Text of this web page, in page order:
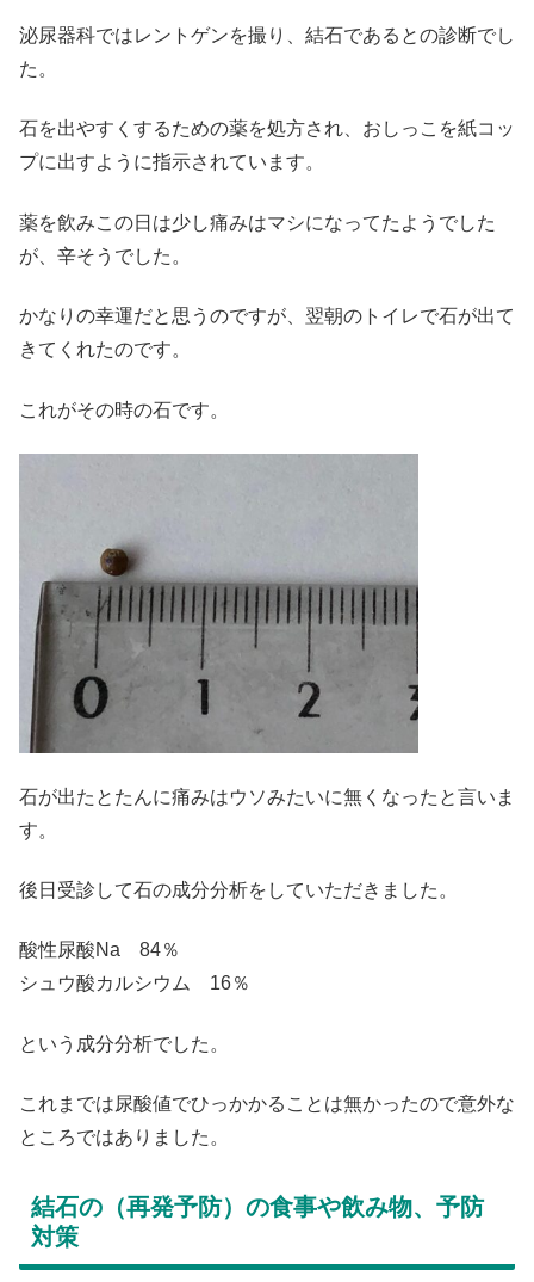
泌尿器科ではレントゲンを撮り、結石であるとの診断でし
た。
石を出やすくするための薬を処方され、おしっこを紙コッ
プに出すように指示されています。
薬を飲みこの日は少し痛みはマシになってたようでした
が、辛そうでした。
かなりの幸運だと思うのですが、翌朝のトイレで石が出て
きてくれたのです。
これがその時の石です。
石が出たとたんに痛みはウソみたいに無くなったと言いま
す。
後日受診して石の成分分析をしていただきました。
酸性尿酸Na 84％
シュウ酸カルシウム 16％
という成分分析でした。
これまでは尿酸値でひっかかることは無かったので意外な
ところではありました。
結石の（再発予防）の食事や飲み物、予防
対策